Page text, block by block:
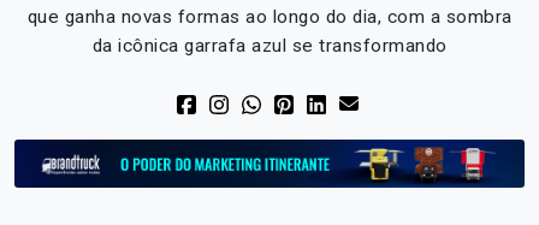
que ganha novas formas ao longo do dia, com a sombra
da icônica garrafa azul se transformando